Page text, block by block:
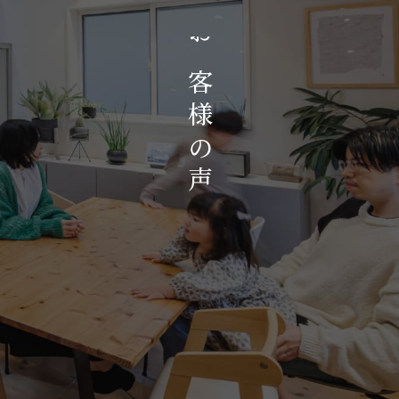
お
客
様
の
声
お客様の声
お知らせ・イベント
会社概要・アクセス
スタッフ紹介
プライバシーポリシー
賃貸管理サイトはこちら